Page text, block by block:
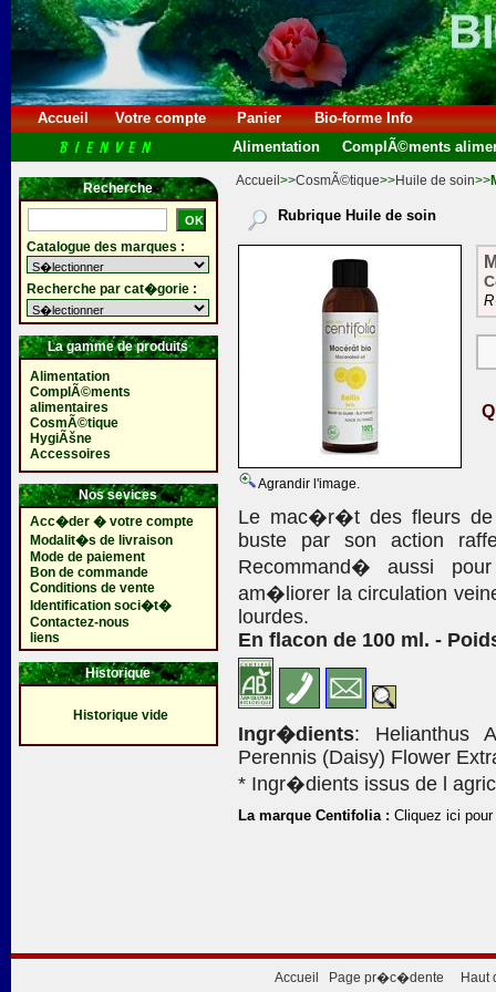
Accueil Votre compte Panier
Bio-forme Info
Alimentation
ComplÃ©ments
Recherche
Catalogue des marques :
Recherche par cat�gorie :
La gamme de produits
Alimentation
ComplÃ©ments
alimentaires
CosmÃ©tique
HygiÃšne
Accessoires
Nos sevices
Acc�der � votre compte
Modalit�s de livraison
Mode de paiement
Bon de commande
Conditions de vente
Identification soci�t�
Contactez-nous
liens
Historique
Historique vide
Accueil >>CosmÃ©tique>>Huile de soin>>
Rubrique Huile de soin
Agrandir l'image.
Le mac�r�t des fleurs
buste par son action
Recommand� aussi
am�liorer la circulation
lourdes.
En flacon de 100 ml. -
Ingr�dients: Helianthus
Perennis (Daisy) Flower
* Ingr�dients issus de l
La marque Centifolia : Cliquez ici
Accueil Page pr�c�dente Haut